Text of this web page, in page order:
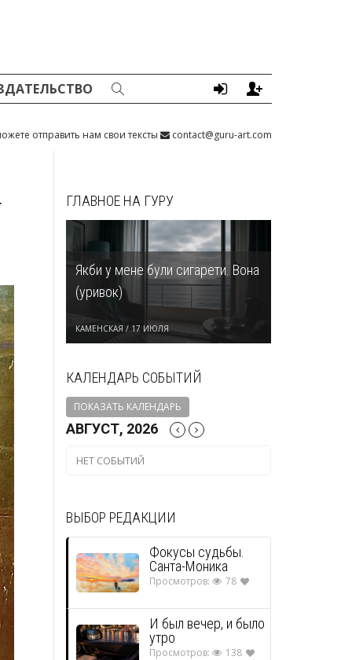
отправить нам свои тексты contact@guru-art.com
ГЛАВНОЕ НА ГУРУ
Якби у мене були сигарети. Вона
(уривок)
КАМЕНСКАЯ / 17 ИЮЛЯ
КАЛЕНДАРЬ СОБЫТИЙ
ПОКАЗАТЬ КАЛЕНДАРЬ
АВГУСТ, 2026
НЕТ СОБЫТИЙ
ВЫБОР РЕДАКЦИИ
Фокусы судьбы.
Санта-Моника
Просмотров: 78
И был вечер, и было
утро
Просмотров: 138